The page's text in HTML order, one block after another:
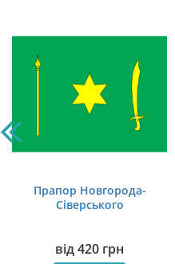
Прапор Новгорода-
Сіверського
від420 грн